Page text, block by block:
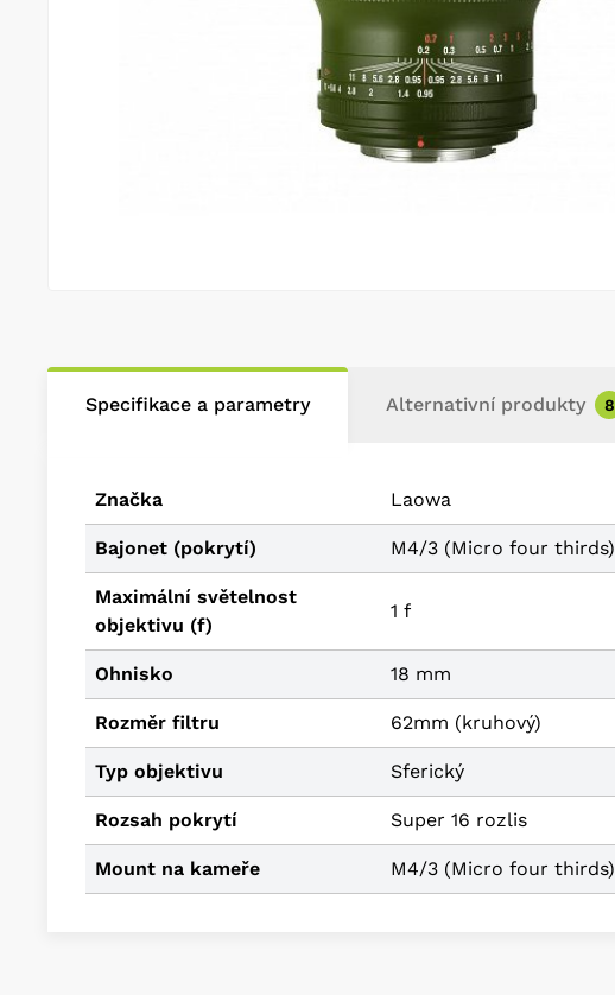
Specifikace a parametry Alternativní produkty 8
Značka Laowa
Bajonet (pokrytí) M4/3 (Micro four thirds)
Maximální světelnost
objektivu (f)
1 f
Ohnisko 18 mm
Rozměr filtru 62mm (kruhový)
Typ objektivu Sferický
Rozsah pokrytí Super 16 rozlis
Mount na kameře M4/3 (Micro four thirds)